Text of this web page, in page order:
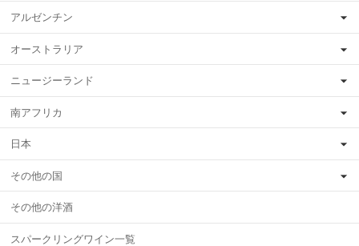
アルゼンチン
オーストラリア
ニュージーランド
南アフリカ
日本
その他の国
その他の洋酒
スパークリングワイン一覧